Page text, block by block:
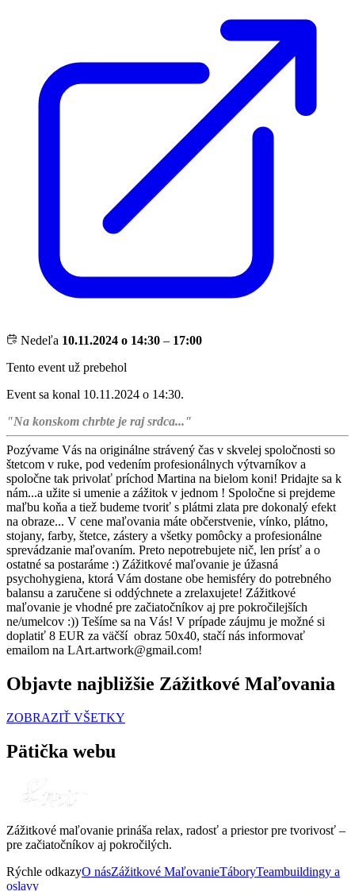
Nedeľa 10.11.2024 o 14:30 – 17:00
Tento event už prebehol
Event sa konal 10.11.2024 o 14:30.
"Na konskom chrbte je raj srdca..."
Pozývame Vás na originálne strávený čas v skvelej spoločnosti so
štetcom v ruke, pod vedením profesionálnych výtvarníkov a
spoločne tak privolať príchod Martina na bielom koni! Pridajte sa k
nám...a užite si umenie a zážitok v jednom ! Spoločne si prejdeme
maľbu koňa a tiež budeme tvoriť s plátmi zlata pre dokonalý efekt
na obraze... V cene maľovania máte občerstvenie, vínko, plátno,
stojany, farby, štetce, zástery a všetky pomôcky a profesionálne
sprevádzanie maľovaním. Preto nepotrebujete nič, len prísť a o
ostatné sa postaráme :) Zážitkové maľovanie je úžasná
psychohygiena, ktorá Vám dostane obe hemisféry do potrebného
balansu a zaručene si oddýchnete a zrelaxujete! Zážitkové
maľovanie je vhodné pre začiatočníkov aj pre pokročilejších
ne/umelcov :)) Tešíme sa na Vás! V prípade záujmu je možné si
doplatiť 8 EUR za väčší obraz 50x40, stačí nás informovať
emailom na LArt.artwork@gmail.com!
Objavte najbližšie Zážitkové Maľovania
ZOBRAZIŤ VŠETKY
Pätička webu
Zážitkové maľovanie prináša relax, radosť a priestor pre tvorivosť –
pre začiatočníkov aj pokročilých.
Rýchle odkazyO násZážitkové MaľovanieTáboryTeambuildingy a
oslavy